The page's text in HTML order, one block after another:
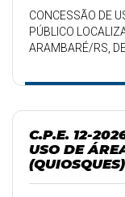
CONCESSÃO DE
PÚBLICO
ARAMBARÉ/RS,
2026 E DO
C.P.E. 12-
USO DE
(QUIOSQUES)